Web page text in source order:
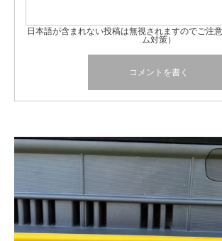
日本語が含まれない投稿は無視されますのでご注
ム対策）